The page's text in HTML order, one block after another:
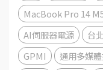
MacBook Pro 14
AI伺服器電源
台
GPMI
通用多媒